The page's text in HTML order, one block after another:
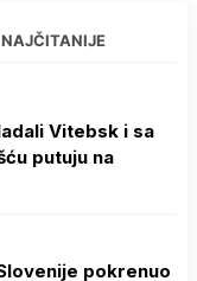
NAJČITANIJE
Vitebsk i sa
putuju na
pokrenuo